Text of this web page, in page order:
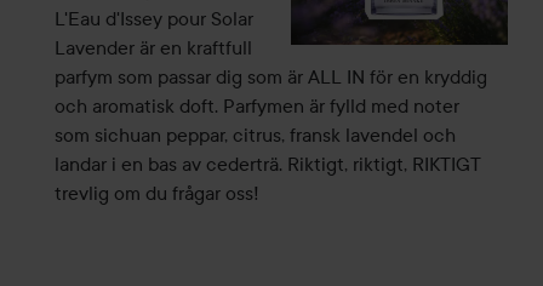
L'Eau d'Issey pour Solar
Lavender är en kraftfull
parfym som passar dig som är ALL IN för en kryddig
och aromatisk doft. Parfymen är fylld med noter
som sichuan peppar, citrus, fransk lavendel och
landar i en bas av cederträ. Riktigt, riktigt, RIKTIGT
trevlig om du frågar oss!